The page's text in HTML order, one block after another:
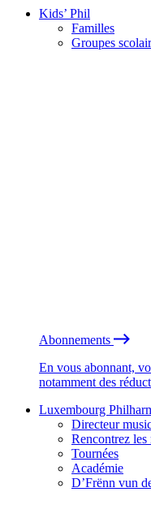
Kids’ Phil
Familles
Groupes
Abonnements
En vous abonnant,
notamment des
Luxembourg
Directeur
Rencontrez les
Tournées
Académie
D’Frënn vun